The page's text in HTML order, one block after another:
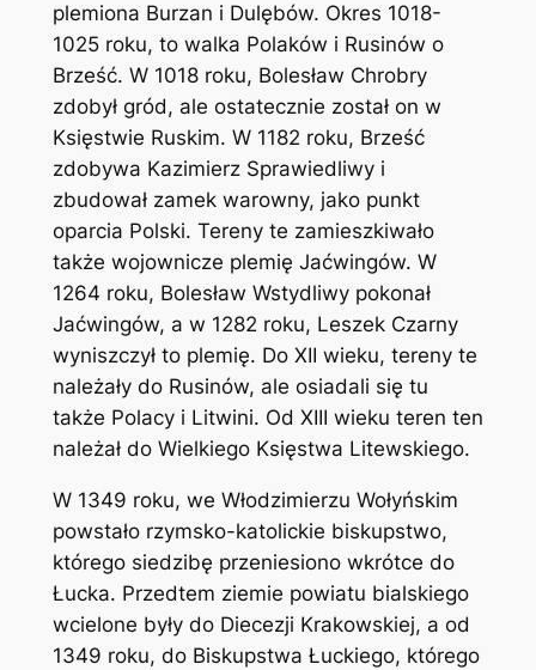
plemiona Burzan i Dulębów. Okres 1018-
1025 roku, to walka Polaków i Rusinów o
Brześć. W 1018 roku, Bolesław Chrobry
zdobył gród, ale ostatecznie został on w
Księstwie Ruskim. W 1182 roku, Brześć
zdobywa Kazimierz Sprawiedliwy i
zbudował zamek warowny, jako punkt
oparcia Polski. Tereny te zamieszkiwało
także wojownicze plemię Jaćwingów. W
1264 roku, Bolesław Wstydliwy pokonał
Jaćwingów, a w 1282 roku, Leszek Czarny
wyniszczył to plemię. Do XII wieku, tereny te
należały do Rusinów, ale osiadali się tu
także Polacy i Litwini. Od XIII wieku teren ten
należał do Wielkiego Księstwa Litewskiego.
W 1349 roku, we Włodzimierzu Wołyńskim
powstało rzymsko-katolickie biskupstwo,
którego siedzibę przeniesiono wkrótce do
Łucka. Przedtem ziemie powiatu bialskiego
wcielone były do Diecezji Krakowskiej, a od
1349 roku, do Biskupstwa Łuckiego, którego